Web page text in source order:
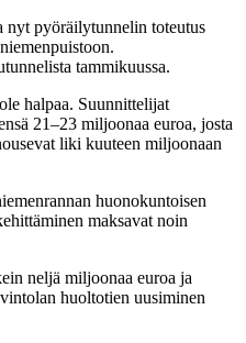
nyt pyöräilytunnelin toteutus
tammikuussa.
halpaa. Suunnittelijat
21–23 miljoonaa euroa, josta
liki kuuteen miljoonaan
huonokuntoisen
maksavat noin
neljä miljoonaa euroa ja
huoltotien uusiminen